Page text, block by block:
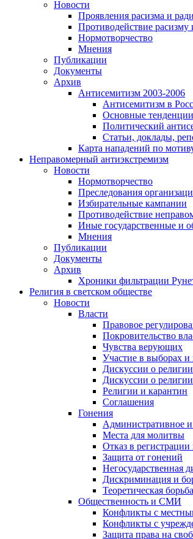
Новости
Проявления расизма и
Противодействие
Нормотворчество
Мнения
Публикации
Документы
Архив
Антисемитизм 2003-2006
Антисемитизм в
Основные
Политический
Статьи, доклады,
Карта нападений по
Неправомерный антиэкстремизм
Новости
Нормотворчество
Преследования
Избирательные кампании
Противодействие
Иные государственные и
Мнения
Публикации
Документы
Архив
Хроники фильтрации
Религия в светском обществе
Новости
Власти
Правовое
Покровительство
Чувства верующих
Участие в выборах
Дискуссии о
Дискуссии о
Религии и карантин
Соглашения
Гонения
Административное
Места для молитвы
Отказ в
Защита от гонений
Негосударственная
Дискриминация и
Теоретическая борьба
Общественность и СМИ
Конфликты с
Конфликты с
Защита права на